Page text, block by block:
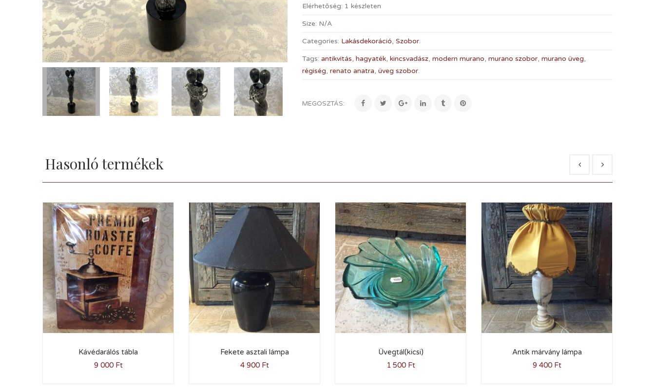
Elérhetőség: 1 készleten
Size: N/A
Categories: Lakásdekoráció,Szobor.
Tags: antikvitás,hagyaték,kincsvadász,modern murano,murano szobor,murano üveg,
régiség,renato anatra,üveg szobor.
MEGOSZTÁS:
Hasonló termékek
Kávédarálós tábla
9 000 Ft
Fekete asztali lámpa
4 900 Ft
Üvegtál(kicsi)
1 500 Ft
Antik márvány lámpa
9 400 Ft